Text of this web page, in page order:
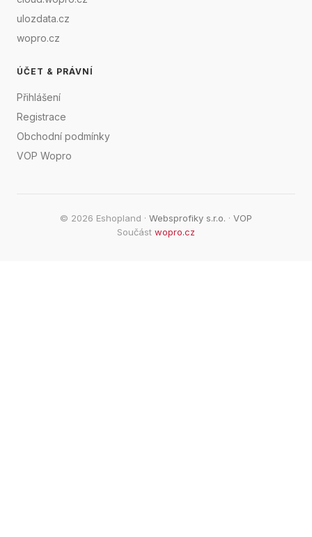
ulozdata.cz
wopro.cz
ÚČET & PRÁVNÍ
Přihlášení
Registrace
Obchodní podmínky
VOP Wopro
© 2026 Eshopland · Websprofiky s.r.o. · VOP
Součást wopro.cz